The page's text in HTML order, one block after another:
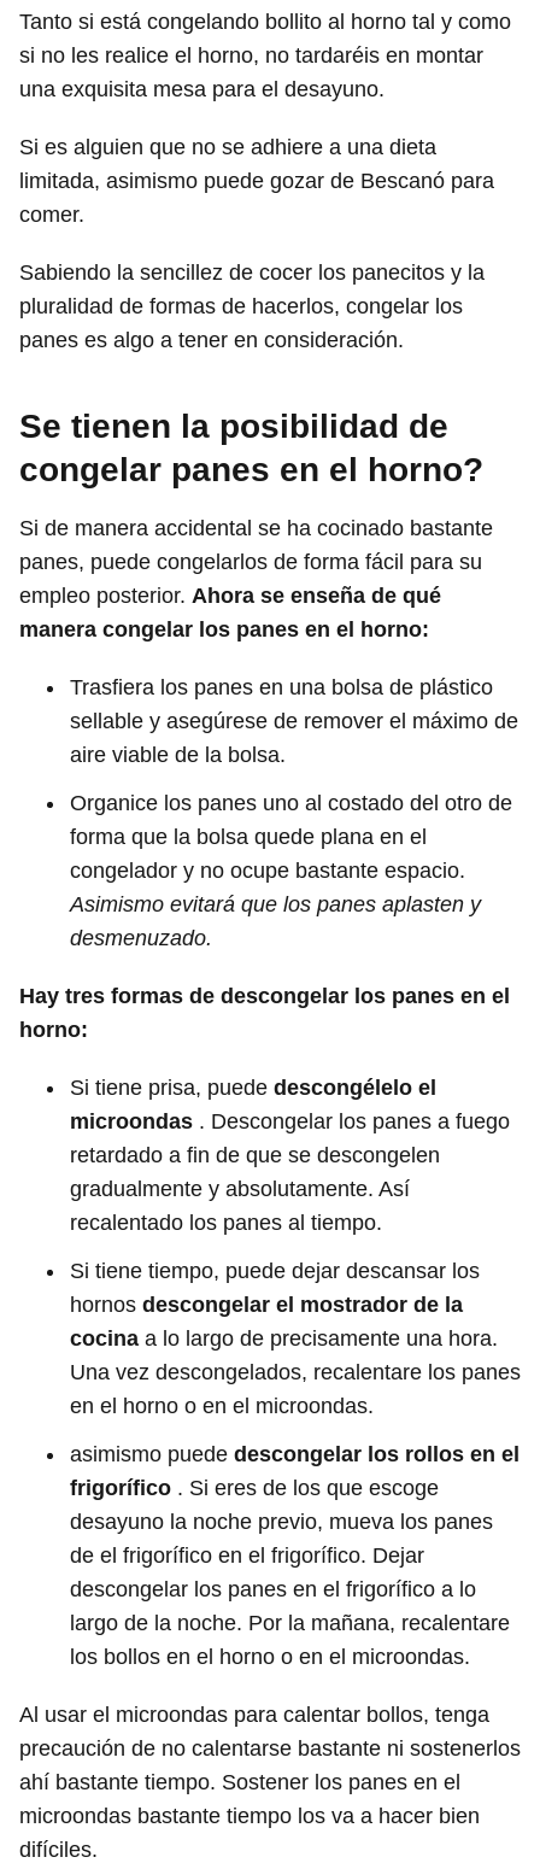
Tanto si está congelando bollito al horno tal y como
si no les realice el horno, no tardaréis en montar
una exquisita mesa para el desayuno.
Si es alguien que no se adhiere a una dieta
limitada, asimismo puede gozar de Bescanó para
comer.
Sabiendo la sencillez de cocer los panecitos y la
pluralidad de formas de hacerlos, congelar los
panes es algo a tener en consideración.
Se tienen la posibilidad de
congelar panes en el horno?
Si de manera accidental se ha cocinado bastante
panes, puede congelarlos de forma fácil para su
empleo posterior. Ahora se enseña de qué
manera congelar los panes en el horno:
Trasfiera los panes en una bolsa de plástico
sellable y asegúrese de remover el máximo de
aire viable de la bolsa.
Organice los panes uno al costado del otro de
forma que la bolsa quede plana en el
congelador y no ocupe bastante espacio.
Asimismo evitará que los panes aplasten y
desmenuzado.
Hay tres formas de descongelar los panes en el
horno:
Si tiene prisa, puede descongélelo el
microondas . Descongelar los panes a fuego
retardado a fin de que se descongelen
gradualmente y absolutamente. Así
recalentado los panes al tiempo.
Si tiene tiempo, puede dejar descansar los
hornos descongelar el mostrador de la
cocina a lo largo de precisamente una hora.
Una vez descongelados, recalentare los panes
en el horno o en el microondas.
asimismo puede descongelar los rollos en el
frigorífico . Si eres de los que escoge
desayuno la noche previo, mueva los panes
de el frigorífico en el frigorífico. Dejar
descongelar los panes en el frigorífico a lo
largo de la noche. Por la mañana, recalentare
los bollos en el horno o en el microondas.
Al usar el microondas para calentar bollos, tenga
precaución de no calentarse bastante ni sostenerlos
ahí bastante tiempo. Sostener los panes en el
microondas bastante tiempo los va a hacer bien
difíciles.